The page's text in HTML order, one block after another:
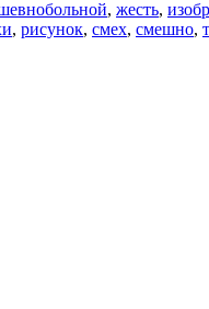
, жесть,
, рисунок, смех, смешно,